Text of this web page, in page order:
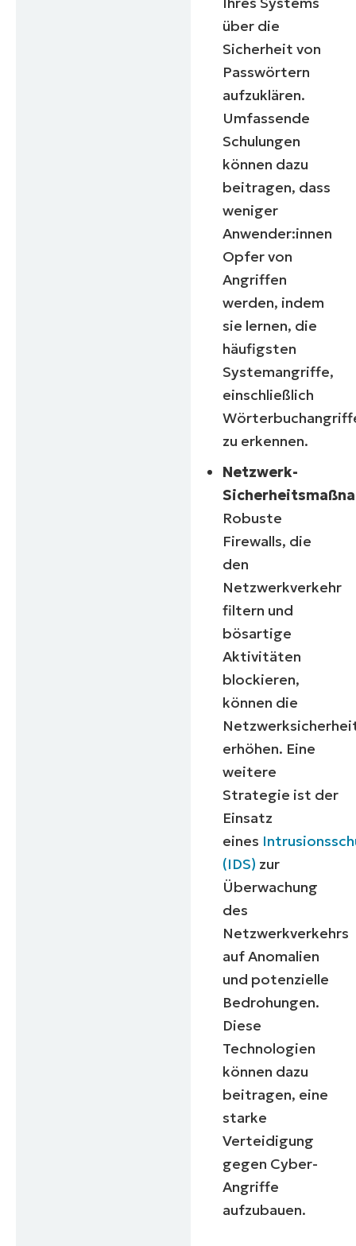
über die
Sicherheit von
Passwörtern
aufzuklären.
Umfassende
Schulungen
können dazu
beitragen, dass
weniger
Anwender:innen
Opfer von
Angriffen
werden, indem
sie lernen, die
häufigsten
Systemangriffe,
einschließlich
zu erkennen.
Netzwerk-
Robuste
Firewalls, die
den
Netzwerkverkehr
filtern und
bösartige
Aktivitäten
blockieren,
können die
erhöhen. Eine
weitere
Strategie ist der
Einsatz
eines
(IDS) zur
Überwachung
des
Netzwerkverkehrs
auf Anomalien
und potenzielle
Bedrohungen.
Diese
Technologien
können dazu
beitragen, eine
starke
Verteidigung
gegen Cyber-
Angriffe
aufzubauen.